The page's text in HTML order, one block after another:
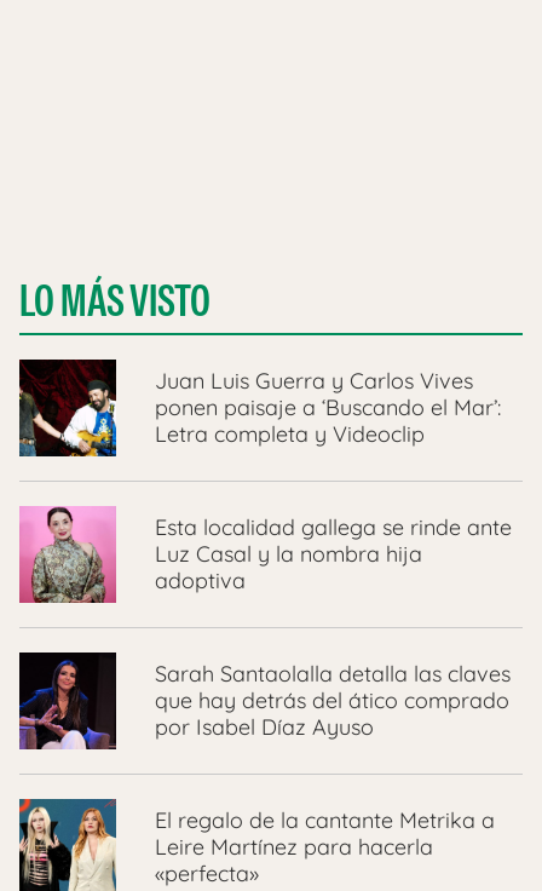
LO MÁS VISTO
Juan Luis Guerra y Carlos Vives
ponen paisaje a ‘Buscando el Mar’:
Letra completa y Videoclip
Esta localidad gallega se rinde ante
Luz Casal y la nombra hija
adoptiva
Sarah Santaolalla detalla las claves
que hay detrás del ático comprado
por Isabel Díaz Ayuso
El regalo de la cantante Metrika a
Leire Martínez para hacerla
«perfecta»